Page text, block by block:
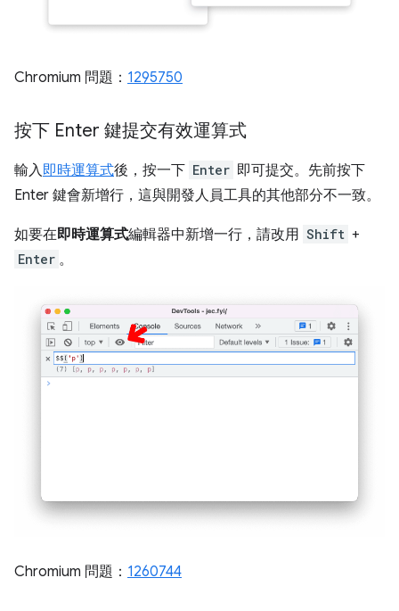
Chromium 問題： 1295750
按下 Enter 鍵提交有效運算式
輸入即時運算式後，按一下 Enter 即可提交。先前按下
Enter 鍵會新增行，這與開發人員工具的其他部分不一致。
如要在即時運算式編輯器中新增一行，請改用 Shift +
Enter 。
Chromium 問題： 1260744